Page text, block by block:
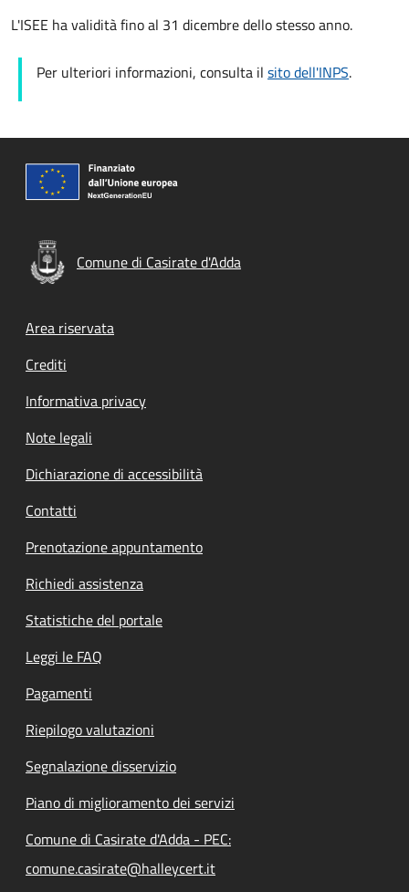
L'ISEE ha validità fino al 31 dicembre dello stesso anno.
Per ulteriori informazioni, consulta il sito dell'INPS.
Comune di Casirate d'Adda
Footer menu
Area riservata
Crediti
Informativa privacy
Note legali
Dichiarazione di accessibilità
Contatti
Prenotazione appuntamento
Richiedi assistenza
Statistiche del portale
Leggi le FAQ
Pagamenti
Riepilogo valutazioni
Segnalazione disservizio
Piano di miglioramento dei servizi
Comune di Casirate d'Adda - PEC:
comune.casirate@halleycert.it